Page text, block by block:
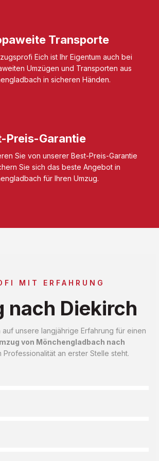
Transporte
Eich ist Ihr Eigentum auch bei
Umzügen und Transporten aus
in sicheren Händen.
Preis-Garantie
Sie von unserer Best-Preis-Garantie
Sie sich das beste Angebot in
für Ihren Umzug.
MIT ERFAHRUNG
nach Diekirch
auf unsere langjährige Erfahrung für einen
von Mönchengladbach nach
Professionalität an erster Stelle steht.